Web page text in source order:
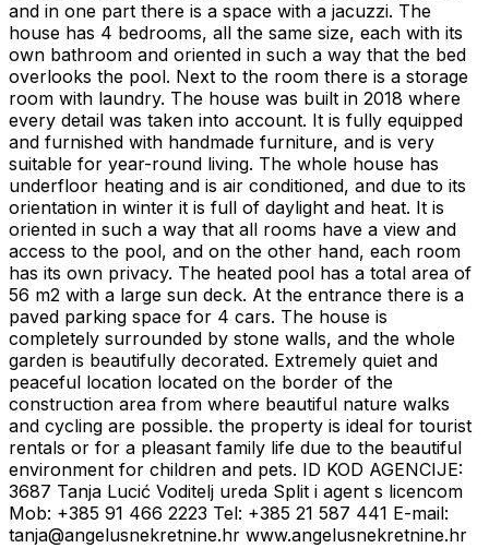
and in one part there is a space with a jacuzzi. The
house has 4 bedrooms, all the same size, each with its
own bathroom and oriented in such a way that the bed
overlooks the pool. Next to the room there is a storage
room with laundry. The house was built in 2018 where
every detail was taken into account. It is fully equipped
and furnished with handmade furniture, and is very
suitable for year-round living. The whole house has
underfloor heating and is air conditioned, and due to its
orientation in winter it is full of daylight and heat. It is
oriented in such a way that all rooms have a view and
access to the pool, and on the other hand, each room
has its own privacy. The heated pool has a total area of ​​
56 m2 with a large sun deck. At the entrance there is a
paved parking space for 4 cars. The house is
completely surrounded by stone walls, and the whole
garden is beautifully decorated. Extremely quiet and
peaceful location located on the border of the
construction area from where beautiful nature walks
and cycling are possible. the property is ideal for tourist
rentals or for a pleasant family life due to the beautiful
environment for children and pets. ID KOD AGENCIJE:
3687 Tanja Lucić Voditelj ureda Split i agent s licencom
Mob: +385 91 466 2223 Tel: +385 21 587 441 E-mail:
tanja@angelusnekretnine.hr www.angelusnekretnine.hr